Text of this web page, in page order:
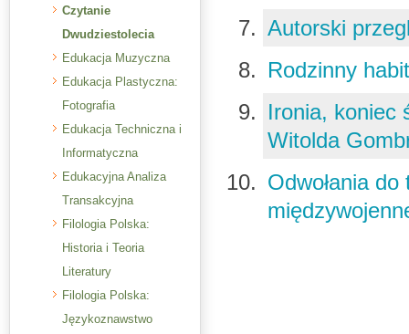
Czytanie
Dwudziestolecia
Edukacja Muzyczna
Edukacja Plastyczna:
Fotografia
Edukacja Techniczna i
Informatyczna
Edukacyjna Analiza
Transakcyjna
Filologia Polska:
Historia i Teoria
Literatury
Filologia Polska:
Językoznawstwo
Autorski
Rodzinny
Ironia, koniec
Witolda
Odwołania